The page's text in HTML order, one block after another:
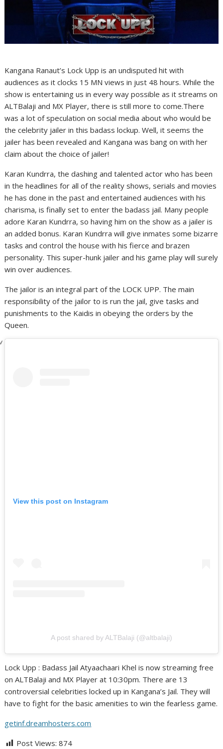
Kangana Ranaut’s Lock Upp is an undisputed hit with
audiences as it clocks 15 MN views in just 48 hours. While the
show is entertaining us in every way possible as it streams on
ALTBalaji and MX Player, there is still more to come.There
was a lot of speculation on social media about who would be
the celebrity jailer in this badass lockup. Well, it seems the
jailer has been revealed and Kangana was bang on with her
claim about the choice of jailer!
Karan Kundrra, the dashing and talented actor who has been
in the headlines for all of the reality shows, serials and movies
he has done in the past and entertained audiences with his
charisma, is finally set to enter the badass jail. Many people
adore Karan Kundrra, so having him on the show as a jailer is
an added bonus. Karan Kundrra will give inmates some bizarre
tasks and control the house with his fierce and brazen
personality. This super-hunk jailer and his game play will surely
win over audiences.
The jailor is an integral part of the LOCK UPP. The main
responsibility of the jailor to is run the jail, give tasks and
punishments to the Kaidis in obeying the orders by the
Queen.
View this post on Instagram
A post shared by ALTBalaji (@altbalaji)
Lock Upp : Badass Jail Atyaachaari Khel is now streaming free
on ALTBalaji and MX Player at 10:30pm. There are 13
controversial celebrities locked up in Kangana’s Jail. They will
have to fight for the basic amenities to win the fearless game.
getinf.dreamhosters.com
Post Views: 874